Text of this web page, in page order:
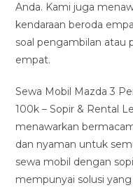
Anda. Kami juga
kendaraan beroda
soal pengambilan atau
empat.
Sewa Mobil Mazda 3
100k – Sopir & Rental
menawarkan
dan nyaman untuk
sewa mobil dengan
mempunyai solusi